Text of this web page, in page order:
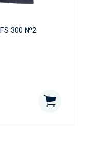
FS 300 №2